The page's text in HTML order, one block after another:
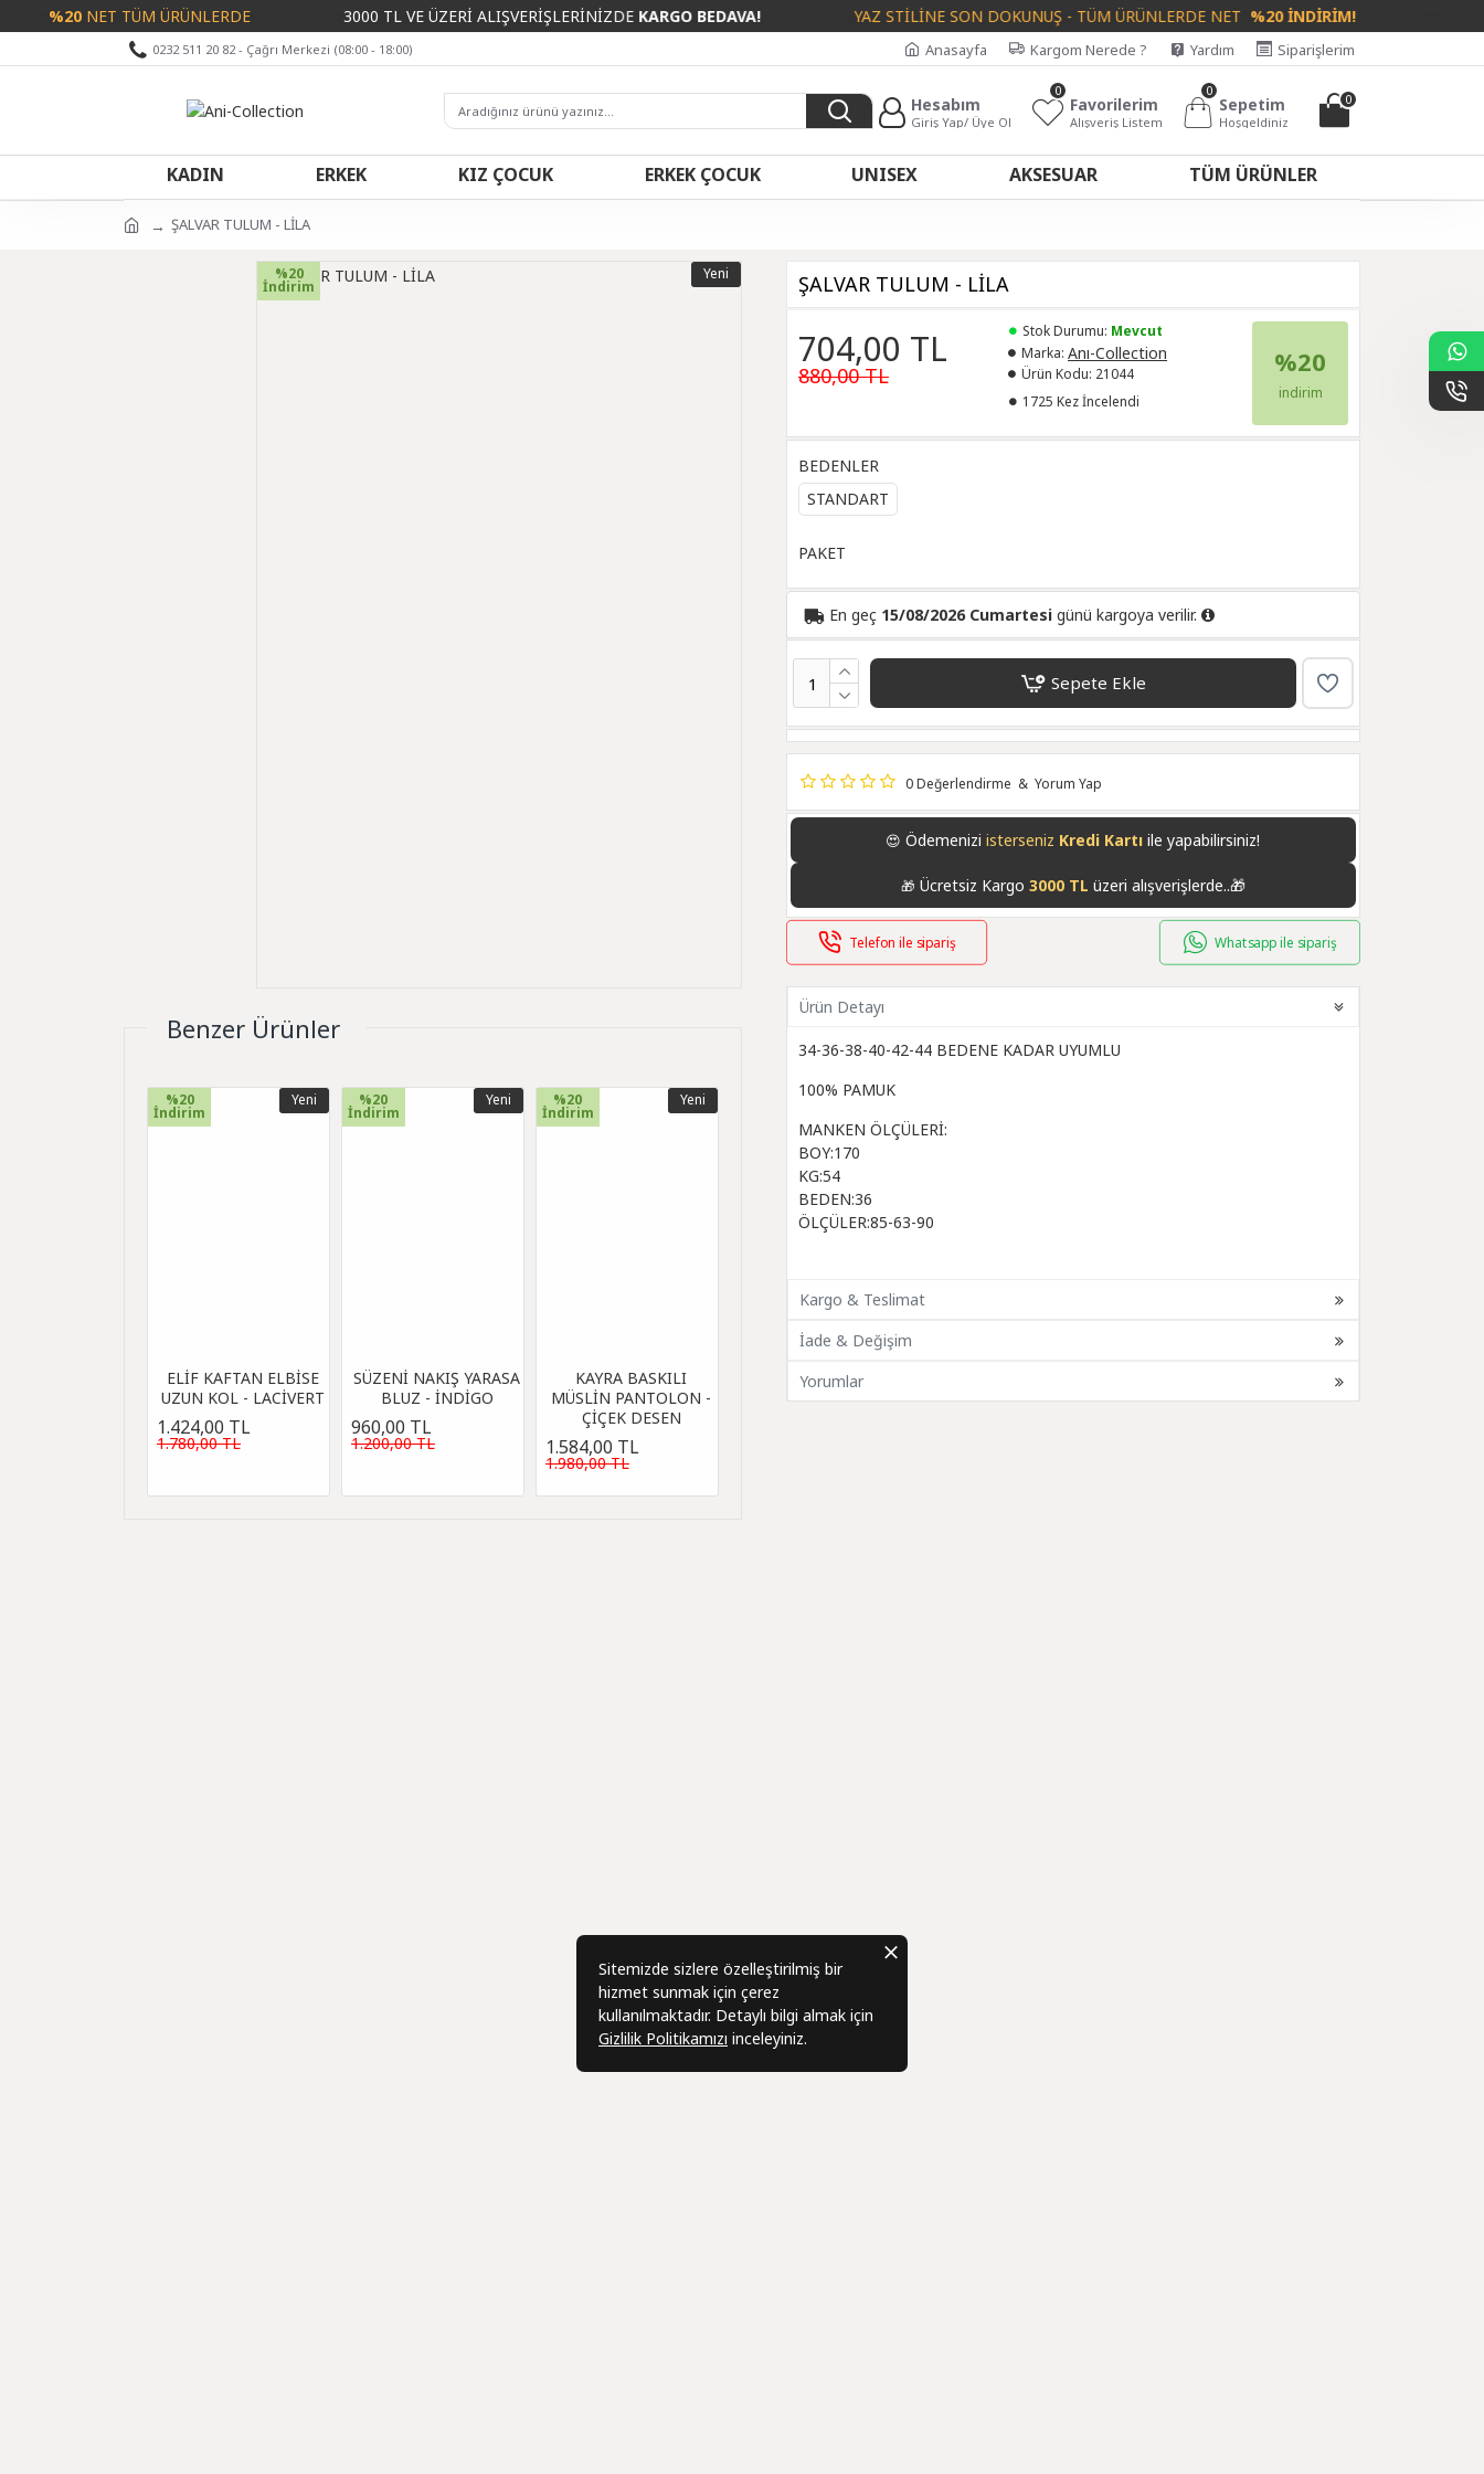
NET TÜM ÜRÜNLERDE 3000 TL VE ÜZERİ ALIŞVERİŞLERİNİZDEKARGO BEDAVA! YAZ STİLİNE SON DOKUNUŞ - TÜM ÜRÜNLERDE NET%20 İNDİRİM!
0232 511 20 82 - Çağrı Merkezi (08:00 - 18:00) Anasayfa Kargom Nerede ? Yardım Siparişlerim
Hesabım
Giriş Yap/ Üye Ol
Favorilerim
Alışveriş Listem
0
Sepetim
Hoşgeldiniz
0
0
KADIN ERKEK KIZ ÇOCUK ERKEK ÇOCUK UNISEX AKSESUAR TÜM ÜRÜNLER
ŞALVAR TULUM - LİLA
Yeni
%20
İndirim
Benzer Ürünler
Yeni
%20
İndirim
ELİF KAFTAN ELBİSE
UZUN KOL - LACİVERT
1.424,00 TL
1.780,00 TL
Yeni
%20
İndirim
SÜZENİ NAKIŞ YARASA
BLUZ - İNDİGO
960,00 TL
1.200,00 TL
Yeni
%20
İndirim
KAYRA BASKILI
MÜSLİN PANTOLON -
ÇİÇEK DESEN
1.584,00 TL
1.980,00 TL
ŞALVAR TULUM - LİLA
0 Değerlendirme & Yorum Yap
704,00 TL
880,00 TL
Stok Durumu: Mevcut
Marka: Anı-Collection
Ürün Kodu: 21044
1725 Kez İncelendi
%20
indirim
BEDENLER
STANDART
PAKET
En geç 15/08/2026 Cumartesi günü kargoya verilir.
Sepete Ekle
😍 Ödemeniziisterseniz Kredi Kartı ile yapabilirsiniz!
🎁 Ücretsiz Kargo 3000 TL üzeri alışverişlerde..🎁
Telefon ile sipariş Whatsapp ile sipariş
Ürün Detayı
34-36-38-40-42-44 BEDENE KADAR UYUMLU
100% PAMUK
MANKEN ÖLÇÜLERİ:
BOY:170
KG:54
BEDEN:36
ÖLÇÜLER:85-63-90
Kargo & Teslimat
İade & Değişim
Yorumlar
Sitemizde sizlere özelleştirilmiş bir
hizmet sunmak için çerez
kullanılmaktadır. Detaylı bilgi almak için
Gizlilik Politikamızı inceleyiniz.